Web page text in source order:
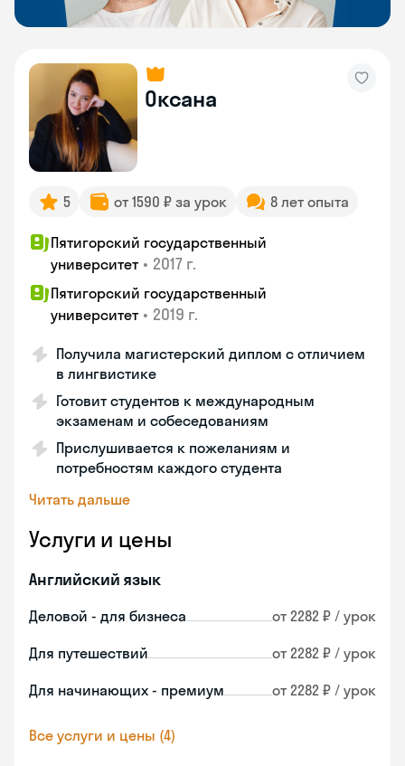
Оксана
5 от 1590 ₽ за урок 8 лет опыта
Пятигорский государственный
университет • 2017 г.
Пятигорский государственный
университет • 2019 г.
Получила магистерский диплом с отличием
в лингвистике
Готовит студентов к международным
экзаменам и собеседованиям
Прислушивается к пожеланиям и
потребностям каждого студента
Читать дальше
Услуги и цены
Английский язык
Деловой - для бизнеса от 2282 ₽ / урок
Для путешествий от 2282 ₽ / урок
Для начинающих - премиум от 2282 ₽ / урок
Все услуги и цены (4)